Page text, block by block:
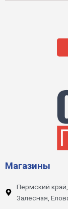
Магазины
Пермский
Залесная,